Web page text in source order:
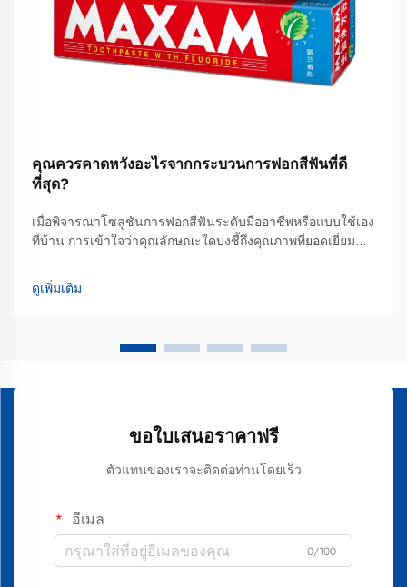
คุณควรคาดหวังอะไรจากกระบวนการฟอกสีฟันที่ดี
ที่สุด?
เมื่อพิจารณาโซลูชันการฟอกสีฟันระดับมืออาชีพหรือแบบใช้เอง
ที่บ้าน การเข้าใจว่าคุณลักษณะใดบ่งชี้ถึงคุณภาพที่ยอดเยี่ยม
ตัดสินใจได้อย่างมีข้อมูลประกอบ กระบวนการฟอกสีฟันที่ดีที่สุด
นั้นผสานรวมองค์ความรู้ทางวิทยาศาสตร์ที่ได้รับการพิสูจน์
ดูเพิ่มเติม
ขอใบเสนอราคาฟรี
ตัวแทนของเราจะติดต่อท่านโดยเร็ว
อีเมล
0/100